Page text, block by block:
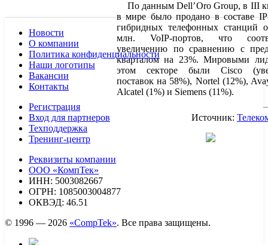
По данным Dell’Oro Group, в III
в мире было продано в составе
гибридных телефонных станций
млн. VoIP-портов, что
увеличению по сравнению с
кварталом на 23%. Мировыми
этом секторе были Cisco
поставок на 58%), Nortel (12%),
Alcatel (1%) и Siemens (11%).
Источник:
Новости
О компании
Политика конфиденциальности
Наши логотипы
Вакансии
Контакты
Регистрация
Вход для партнеров
Техподдержка
Тренинг-центр
Реквизиты компании
ООО «КомпТек»
ИНН: 5003082667
ОГРН: 1085003004877
ОКВЭД: 46.51
© 1996 — 2026 «CompTek». Все права защищены.